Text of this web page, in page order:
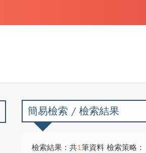
簡易檢索 / 檢索結果
檢索結果：共1筆資料 檢索策略：